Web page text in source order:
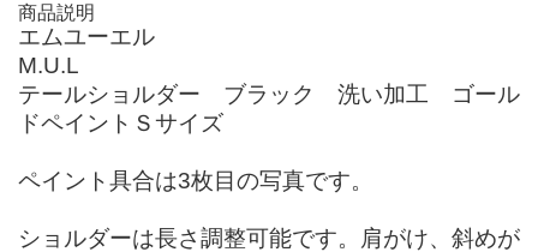
商品説明
エムユーエル
M.U.L
テールショルダー ブラック 洗い加工 ゴール
ドペイントＳサイズ
ペイント具合は3枚目の写真です。
ショルダーは長さ調整可能です。肩がけ、斜めが